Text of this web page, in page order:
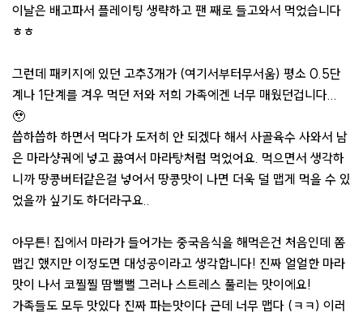
이날은 배고파서 플레이팅 생략하고 팬 째로 들고와서 먹었습니다
ㅎㅎ
그런데 패키지에 있던 고추3개가 (여기서부터무서움) 평소 0.5단
계나 1단계를 겨우 먹던 저와 저희 가족에겐 너무 매웠던겁니다...
🥹
씁하씁하 하면서 먹다가 도저히 안 되겠다 해서 사골육수 사와서 남
은 마라샹궈에 넣고 끓여서 마라탕처럼 먹었어요. 먹으면서 생각하
니까 땅콩버터같은걸 넣어서 땅콩맛이 나면 더욱 덜 맵게 먹을 수 있
었을까 싶기도 하더라구요..
아무튼! 집에서 마라가 들어가는 중국음식을 해먹은건 처음인데 쫌
맵긴 했지만 이정도면 대성공이라고 생각합니다! 진짜 얼얼한 마라
맛이 나서 코찔찔 땀뻘뻘 그러나 스트레스 풀리는 맛이에요!
가족들도 모두 맛있다 진짜 파는맛이다 근데 너무 맵다 (ㅋㅋ) 이러